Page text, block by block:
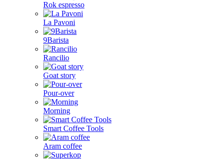
Rok espresso
La Pavoni
9Barista
Rancilio
Goat story
Pour-over
Morning
Smart Coffee Tools
Aram coffee